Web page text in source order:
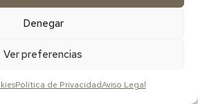
Denegar
Ver preferencias
Política de PrivacidadAviso Legal